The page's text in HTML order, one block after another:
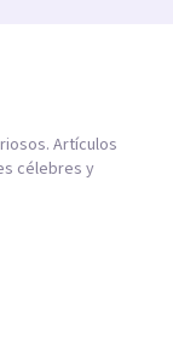
Artículos
célebres y